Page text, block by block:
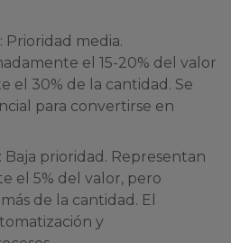
Prioridad media.
el 15-20% del valor
el 30% de la cantidad. Se
para convertirse en
prioridad. Representan
el 5% del valor, pero
de la cantidad. El
y